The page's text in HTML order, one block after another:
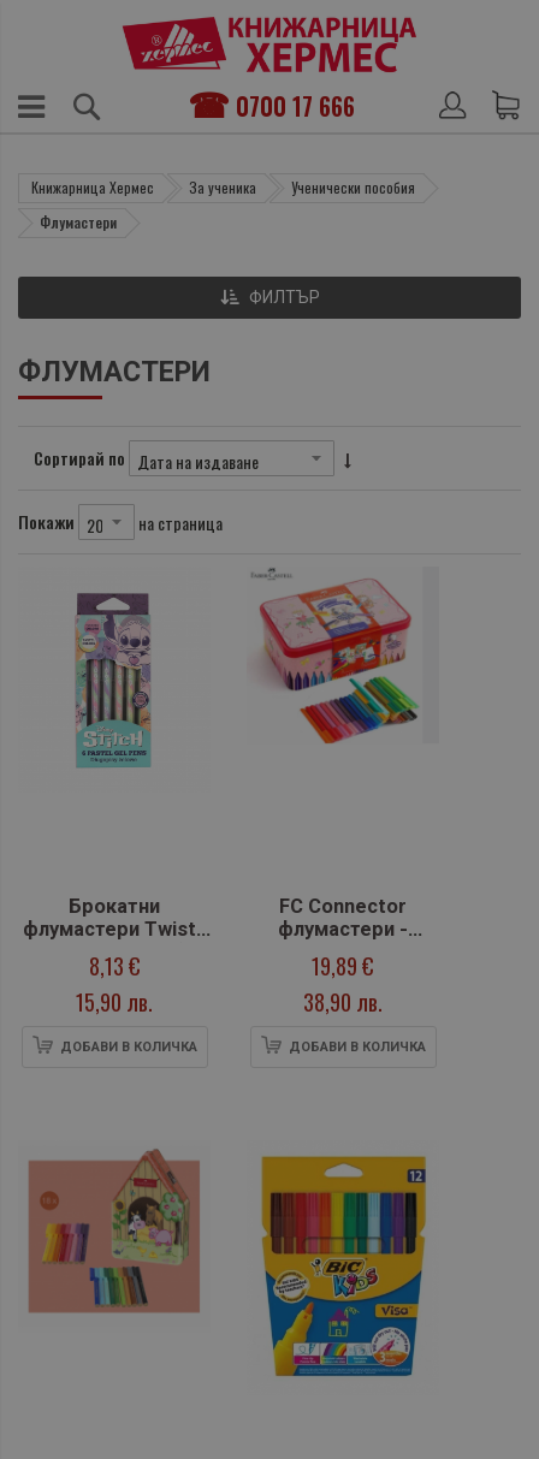
0700 17 666
Книжарница Хермес За ученика
Ученически пособия
Флумастери
ФЛУМАСТЕРИ
Сортирай по
Покажи на страница
Брокатни
флумастери Twisty
- Stitch Pastel (6
цвята)
8,13 €
15,90 лв.
ДОБАВИ В КОЛИЧКА
FC Connector
флумастери -
Балерина
19,89 €
38,90 лв.
ДОБАВИ В КОЛИЧКА
ФИЛТЪР